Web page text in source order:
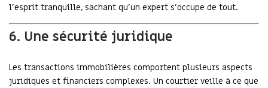
l'esprit tranquille, sachant qu'un expert s’occupe de tout.
6. Une sécurité juridique
Les transactions immobilières comportent plusieurs aspects
juridiques et financiers complexes. Un courtier veille à ce que